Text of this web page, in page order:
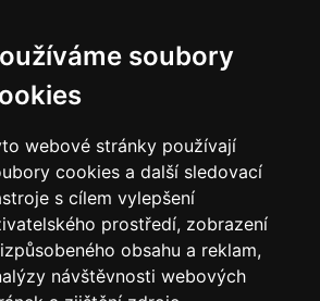
soubory
webové stránky používají
cookies a další sledovací
s cílem vylepšení
prostředí, zobrazení
obsahu a reklam,
návštěvnosti webových